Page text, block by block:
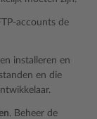
accounts de
installeren en
en die
. Beheer de